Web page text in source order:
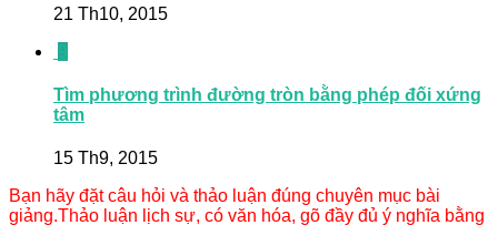
21 Th10, 2015
Tìm phương trình đường tròn bằng phép đối xứng
tâm
15 Th9, 2015
Bạn hãy đặt câu hỏi và thảo luận đúng chuyên mục bài
giảng.Thảo luận lịch sự, có văn hóa, gõ đầy đủ ý nghĩa bằng